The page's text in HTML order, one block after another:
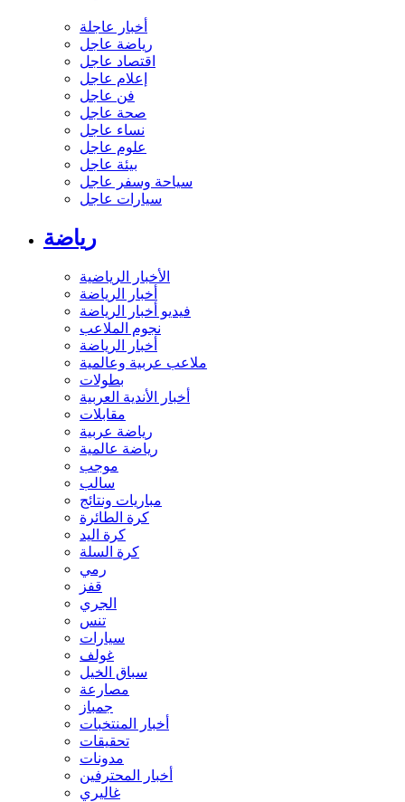
أخبار عاجلة
رياضة عاجل
اقتصاد عاجل
إعلام عاجل
فن عاجل
صحة عاجل
نساء عاجل
علوم عاجل
بيئة عاجل
سياحة وسفر عاجل
سيارات عاجل
رياضة
الأخبار الرياضية
أخبار الرياضة
فيديو أخبار الرياضة
نجوم الملاعب
أخبار الرياضة
ملاعب عربية وعالمية
بطولات
أخبار الأندية العربية
مقابلات
رياضة عربية
رياضة عالمية
موجب
سالب
مباريات ونتائج
كرة الطائرة
كرة اليد
كرة السلة
رمي
قفز
الجري
تنس
سيارات
غولف
سباق الخيل
مصارعة
جمباز
أخبار المنتخبات
تحقيقات
مدونات
أخبار المحترفين
غاليري